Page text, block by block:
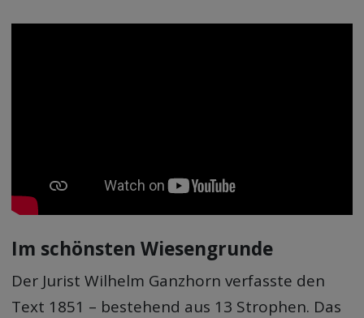
Im schönsten Wiesengrunde
Der Jurist Wilhelm Ganzhorn verfasste den
Text 1851 – bestehend aus 13 Strophen. Das